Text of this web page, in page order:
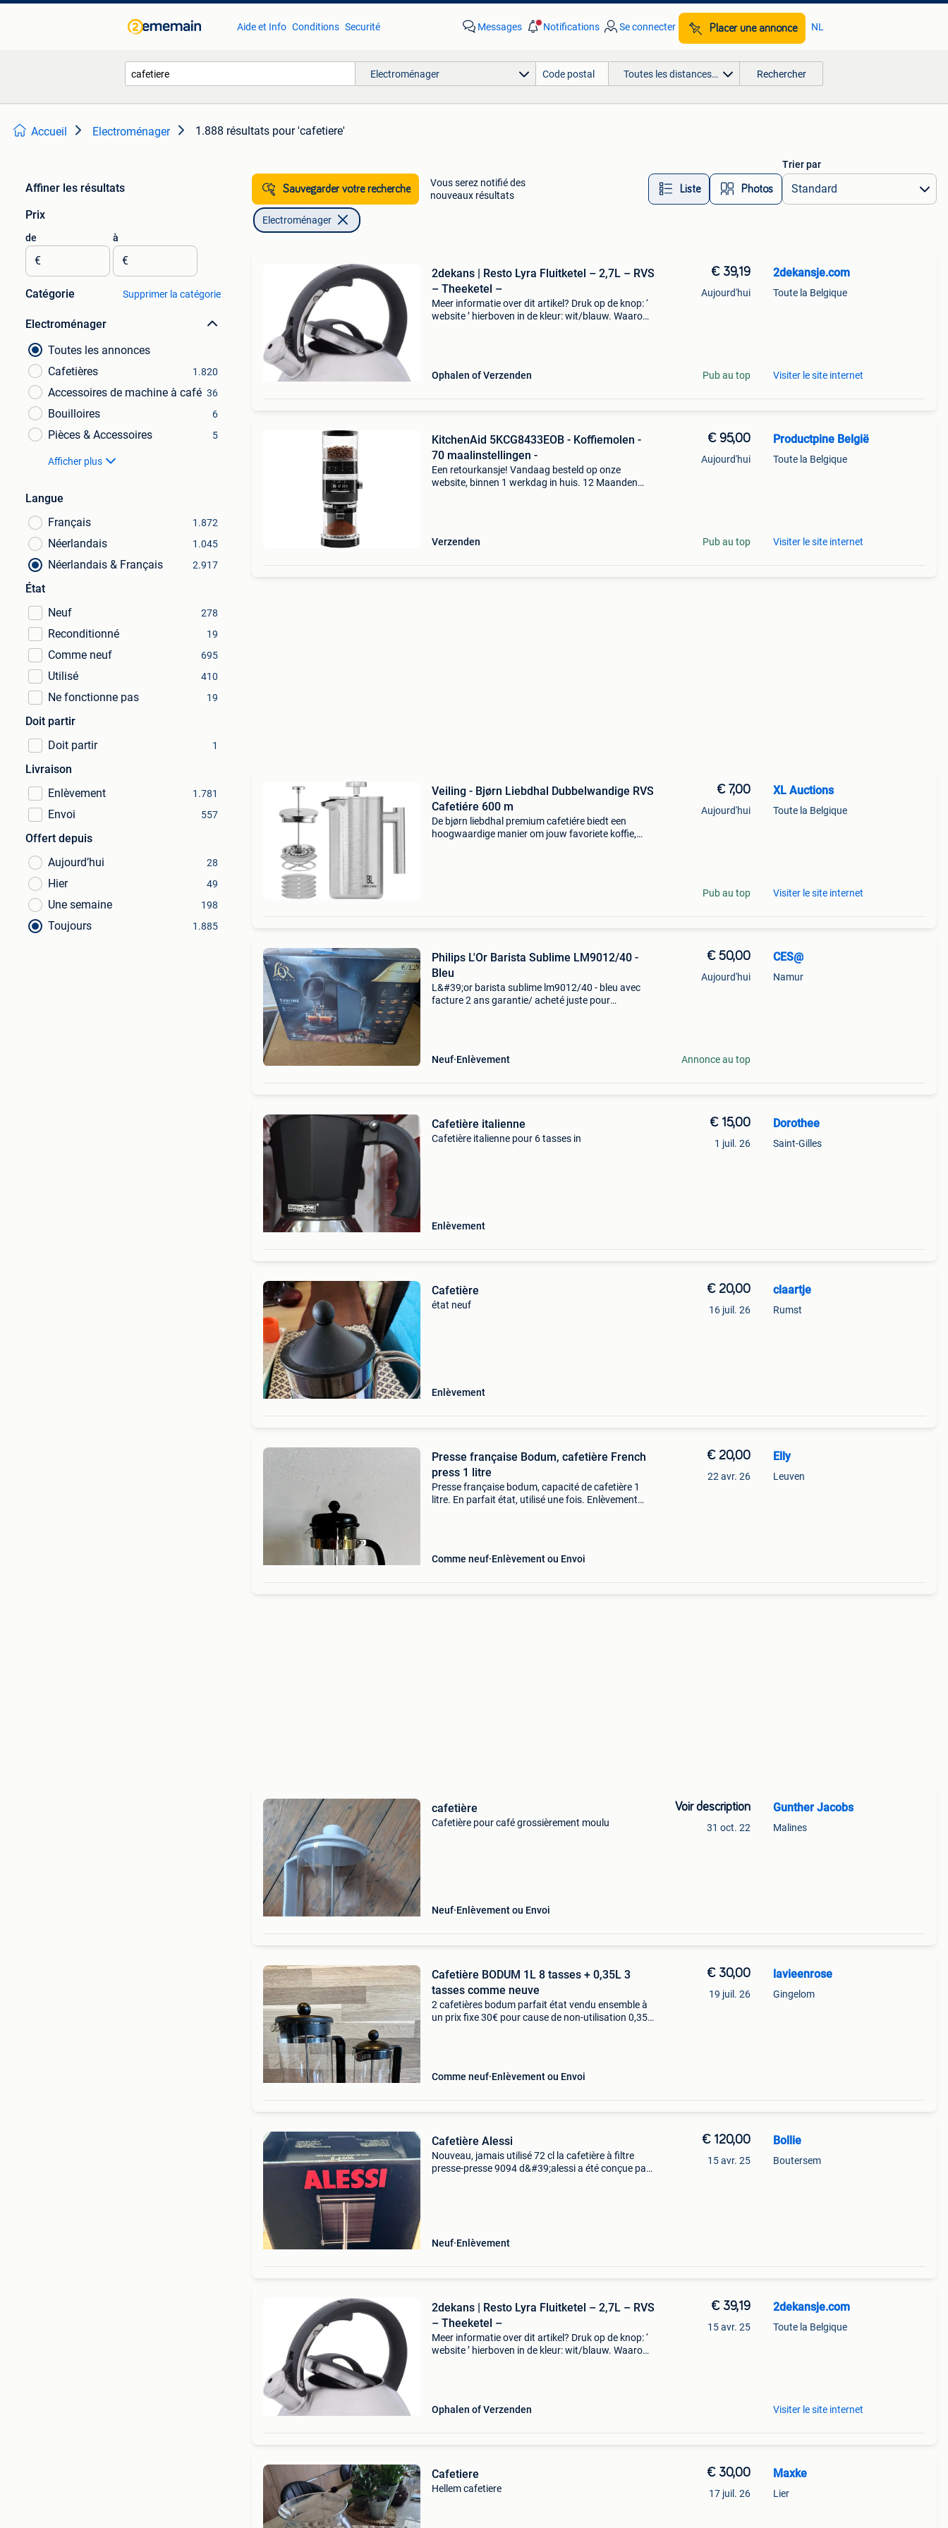
Aide et Info Conditions Securité Messages Notifications Se connecter Placer une annonce NL
Electroménager Toutes les distances… Rechercher
Accueil Electroménager 1.888 résultats pour 'cafetiere'
Affiner les résultats
Prix
de
€
à
€
Catégorie Supprimer la catégorie
Electroménager
Toutes les annonces
Cafetières
1.820
Accessoires de machine à café 36
Bouilloires 6
Pièces & Accessoires 5
Afficher plus
Langue
Français
1.872
Néerlandais 1.045
Néerlandais & Français 2.917
État
Neuf
278
Reconditionné 19
Comme neuf 695
Utilisé 410
Ne fonctionne pas 19
Doit partir
Doit partir
1
Livraison
Enlèvement
1.781
Envoi 557
Offert depuis
Aujourd’hui
28
Hier 49
Une semaine 198
Toujours 1.885
Sauvegarder votre recherche
Vous serez notifié des
nouveaux résultats
Liste Photos
Trier par
Electroménager
2dekans | Resto Lyra Fluitketel – 2,7L – RVS
– Theeketel –
Meer informatie over dit artikel? Druk op de knop: ‘
website ’ hierboven in de kleur: wit/blauw. Waarom
Ophalen of Verzenden
€ 39,19
Aujourd'hui
Pub au top
2dekansje.com
Toute la Belgique
Visiter le site internet
KitchenAid 5KCG8433EOB - Koffiemolen -
70 maalinstellingen -
Een retourkansje! Vandaag besteld op onze
website, binnen 1 werkdag in huis. 12 Maanden
Verzenden
€ 95,00
Aujourd'hui
Pub au top
Productpine België
Toute la Belgique
Visiter le site internet
Veiling - Bjørn Liebdhal Dubbelwandige RVS
Cafetiére 600 m
De bjørn liebdhal premium cafetiére biedt een
hoogwaardige manier om jouw favoriete koffie,
€ 7,00
Aujourd'hui
Pub au top
XL Auctions
Toute la Belgique
Visiter le site internet
Philips L'Or Barista Sublime LM9012/40 -
Bleu
L&#39;or barista sublime lm9012/40 - bleu avec
facture 2 ans garantie/ acheté juste pour
Neuf Enlèvement
€ 50,00
Aujourd'hui
Annonce au top
CES@
Namur
Cafetière italienne
Cafetière italienne pour 6 tasses in
Enlèvement
€ 15,00
1 juil. 26
Dorothee
Saint-Gilles
Cafetière
état neuf
Enlèvement
€ 20,00
16 juil. 26
claartje
Rumst
Presse française Bodum, cafetière French
press 1 litre
Presse française bodum, capacité de cafetière 1
litre. En parfait état, utilisé une fois. Enlèvement
Comme neuf Enlèvement ou Envoi
€ 20,00
22 avr. 26
Elly
Leuven
cafetière
Cafetière pour café grossièrement moulu
Neuf Enlèvement ou Envoi
Voir description
31 oct. 22
Gunther Jacobs
Malines
Cafetière BODUM 1L 8 tasses + 0,35L 3
tasses comme neuve
2 cafetières bodum parfait état vendu ensemble à
un prix fixe 30€ pour cause de non-utilisation 0,35 l
Comme neuf Enlèvement ou Envoi
€ 30,00
19 juil. 26
lavieenrose
Gingelom
Cafetière Alessi
Nouveau, jamais utilisé 72 cl la cafetière à filtre
presse-presse 9094 d&#39;alessi a été conçue par
Neuf Enlèvement
€ 120,00
15 avr. 25
Bollie
Boutersem
2dekans | Resto Lyra Fluitketel – 2,7L – RVS
– Theeketel –
Meer informatie over dit artikel? Druk op de knop: ‘
website ’ hierboven in de kleur: wit/blauw. Waarom
Ophalen of Verzenden
€ 39,19
15 avr. 25
2dekansje.com
Toute la Belgique
Visiter le site internet
Cafetiere
Hellem cafetiere
€ 30,00
17 juil. 26
Maxke
Lier